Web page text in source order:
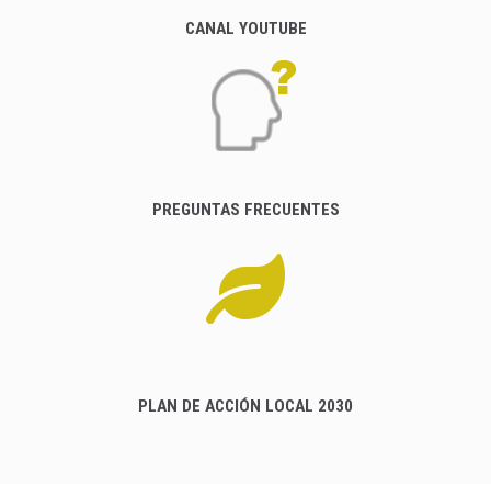
CANAL YOUTUBE
PREGUNTAS FRECUENTES
PLAN DE ACCIÓN LOCAL 2030